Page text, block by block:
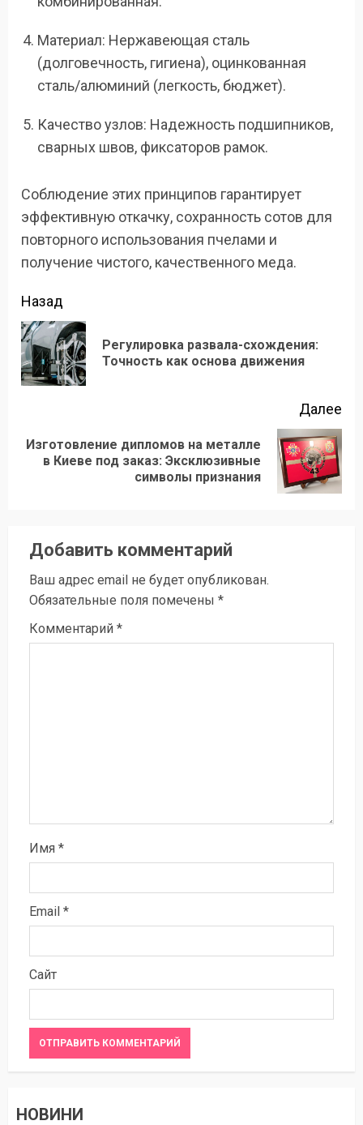
Материал: Нержавеющая сталь
(долговечность, гигиена), оцинкованная
сталь/алюминий (легкость, бюджет).
Качество узлов: Надежность подшипников,
сварных швов, фиксаторов рамок.
Соблюдение этих принципов гарантирует
эффективную откачку, сохранность сотов для
повторного использования пчелами и
получение чистого, качественного меда.
Продолжить
чтение
Назад
Регулировка развала-схождения:
Точность как основа движения
Далее
Следующая
Изготовление дипломов на металле
в Киеве под заказ: Эксклюзивные
символы признания
Добавить комментарий
Ваш адрес email не будет опубликован.
Обязательные поля помечены *
Комментарий *
Имя *
Email *
Сайт
НОВИНИ